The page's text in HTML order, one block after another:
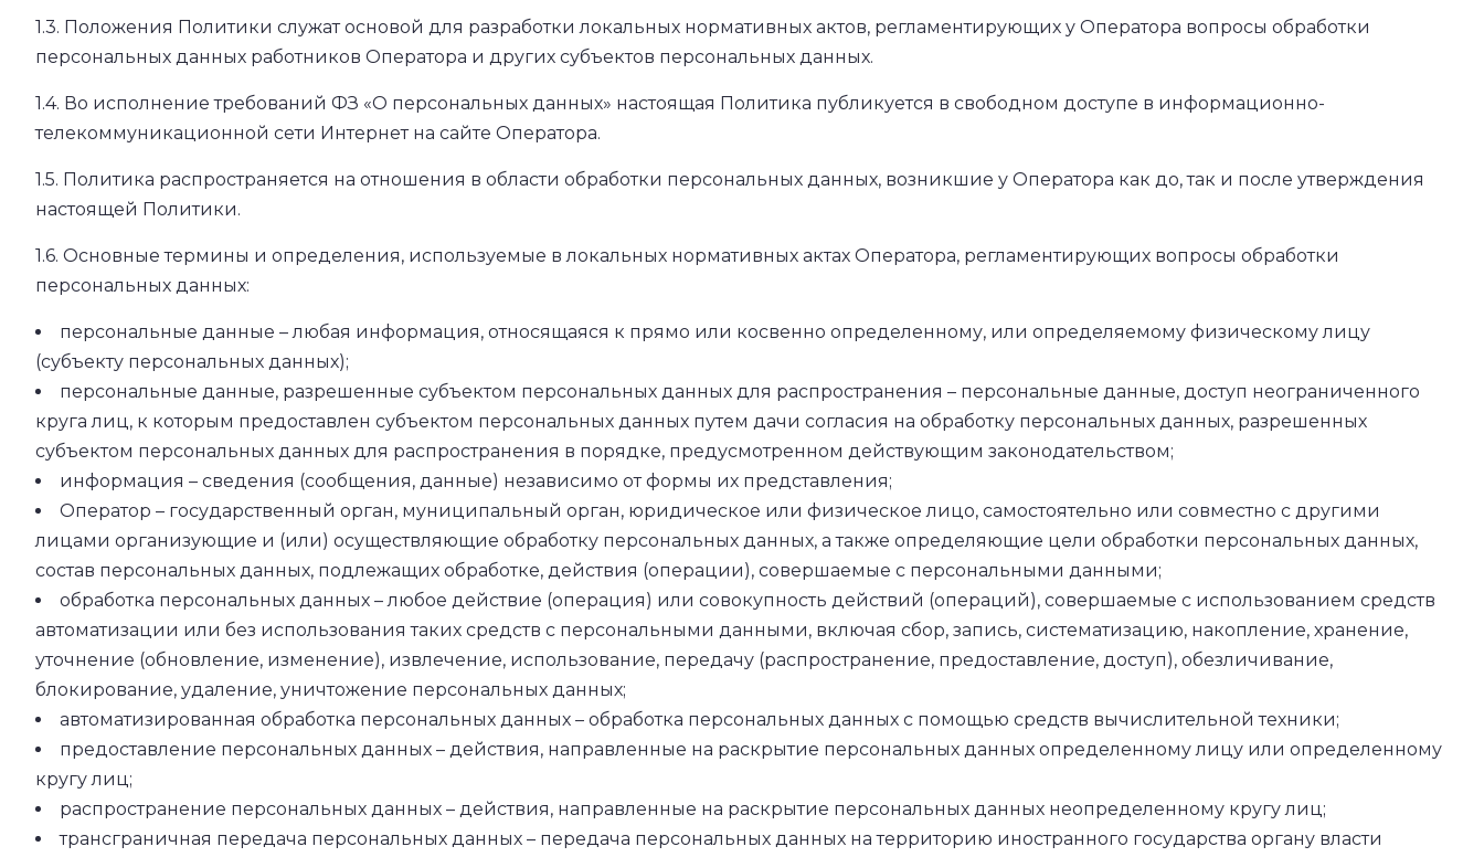
1.3. Положения Политики служат основой для разработки локальных нормативных актов, регламентирующих у Оператора вопросы обработки
персональных данных работников Оператора и других субъектов персональных данных.
1.4. Во исполнение требований ФЗ «О персональных данных» настоящая Политика публикуется в свободном доступе в информационно-
телекоммуникационной сети Интернет на сайте Оператора.
1.5. Политика распространяется на отношения в области обработки персональных данных, возникшие у Оператора как до, так и после утверждения
настоящей Политики.
1.6. Основные термины и определения, используемые в локальных нормативных актах Оператора, регламентирующих вопросы обработки
персональных данных:
персональные данные – любая информация, относящаяся к прямо или косвенно определенному, или определяемому физическому лицу
(субъекту персональных данных);
персональные данные, разрешенные субъектом персональных данных для распространения – персональные данные, доступ неограниченного
круга лиц, к которым предоставлен субъектом персональных данных путем дачи согласия на обработку персональных данных, разрешенных
субъектом персональных данных для распространения в порядке, предусмотренном действующим законодательством;
информация – сведения (сообщения, данные) независимо от формы их представления;
Оператор – государственный орган, муниципальный орган, юридическое или физическое лицо, самостоятельно или совместно с другими
лицами организующие и (или) осуществляющие обработку персональных данных, а также определяющие цели обработки персональных данных,
состав персональных данных, подлежащих обработке, действия (операции), совершаемые с персональными данными;
обработка персональных данных – любое действие (операция) или совокупность действий (операций), совершаемые с использованием средств
автоматизации или без использования таких средств с персональными данными, включая сбор, запись, систематизацию, накопление, хранение,
уточнение (обновление, изменение), извлечение, использование, передачу (распространение, предоставление, доступ), обезличивание,
блокирование, удаление, уничтожение персональных данных;
автоматизированная обработка персональных данных – обработка персональных данных с помощью средств вычислительной техники;
предоставление персональных данных – действия, направленные на раскрытие персональных данных определенному лицу или определенному
кругу лиц;
распространение персональных данных – действия, направленные на раскрытие персональных данных неопределенному кругу лиц;
трансграничная передача персональных данных – передача персональных данных на территорию иностранного государства органу власти